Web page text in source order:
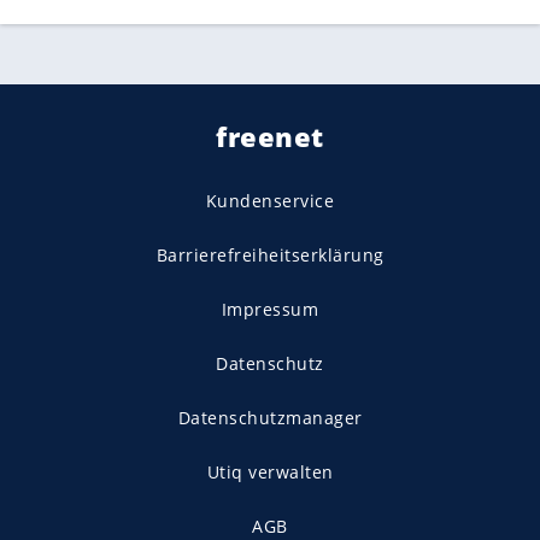
freenet
Kundenservice
Barrierefreiheitserklärung
Impressum
Datenschutz
Datenschutzmanager
Utiq verwalten
AGB